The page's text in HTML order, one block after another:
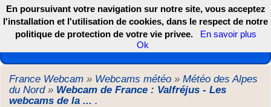
Les webcams de France, DOM TOM et COM
France Webcam » Webcams météo » Météo des Alpes
du Nord» Webcam de France : Valfréjus - Les
webcams de la ... .
En poursuivant votre navigation sur notre site, vous acceptez
l'installation et l'utilisation de cookies, dans le respect de notre
politique de protection de votre vie privee.
En savoir plus
Ok